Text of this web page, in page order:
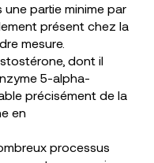
partie minime par
présent chez la
mesure.
dont il
5-alpha-
précisément de la
en
processus